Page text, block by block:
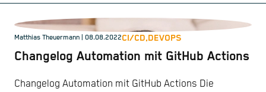
Matthias Theuermann | 08.08.2022CI/CD,DEVOPS
Changelog Automation mit GitHub Actions
Changelog Automation mit GitHub Actions Die